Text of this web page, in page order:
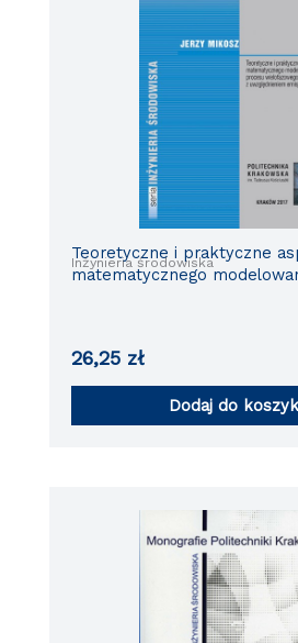
Inżynieria środowiska
Teoretyczne i praktyczne
matematycznego
26,25 zł
Dodaj do